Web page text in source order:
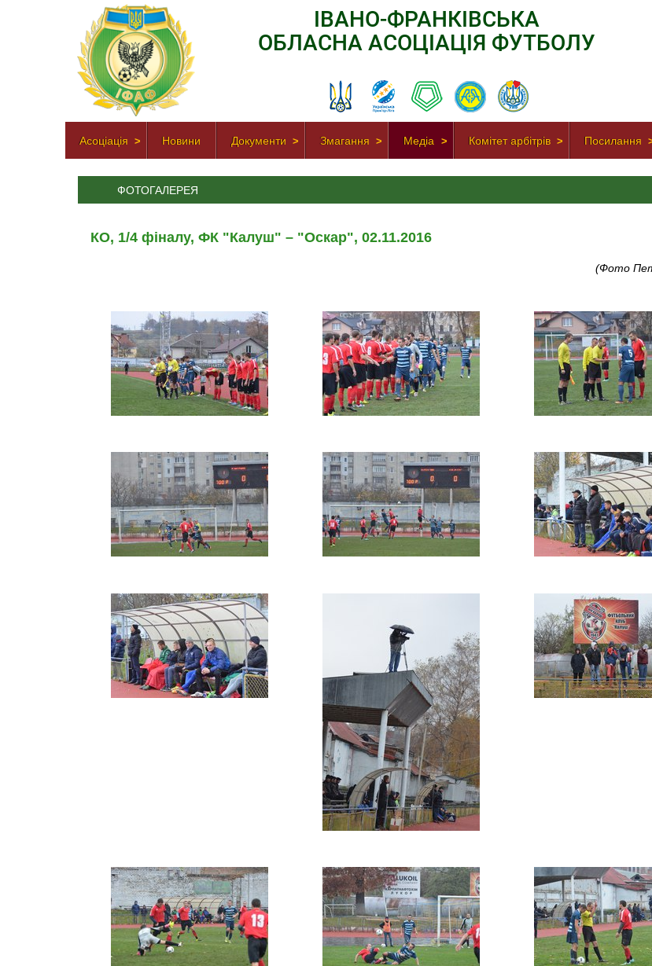
ІВАНО-ФРАНКІВСЬКА
ОБЛАСНА АСОЦІАЦІЯ ФУТБОЛУ
Асоціація Новини Документи Змагання Медіа Комітет арбітрів Посилання
ФОТОГАЛЕРЕЯ
КО, 1/4 фіналу, ФК "Калуш" – "Оскар", 02.11.2016
(Фото